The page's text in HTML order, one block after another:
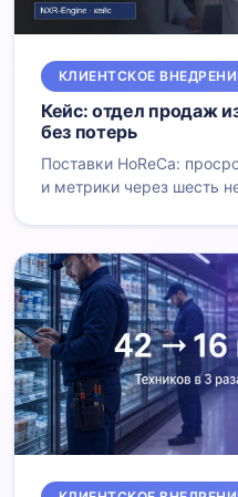
КЛИЕНТСКОЕ
Кейс: отдел продаж
без потерь
Поставки HoReCa:
и метрики через шесть